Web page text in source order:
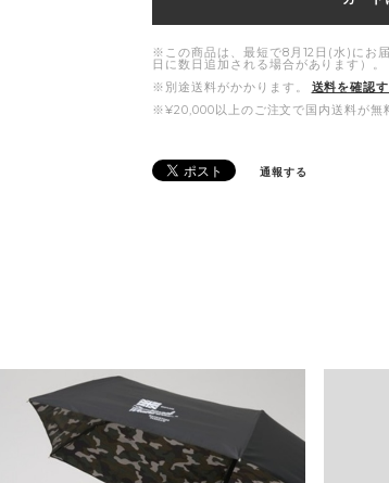
※この商品は、最短で8月12日(水)にお
日に数日追加される場合があります）。
※別途送料がかかります。
送料を確認
※¥20,000以上のご注文で国内送料が無
通報する